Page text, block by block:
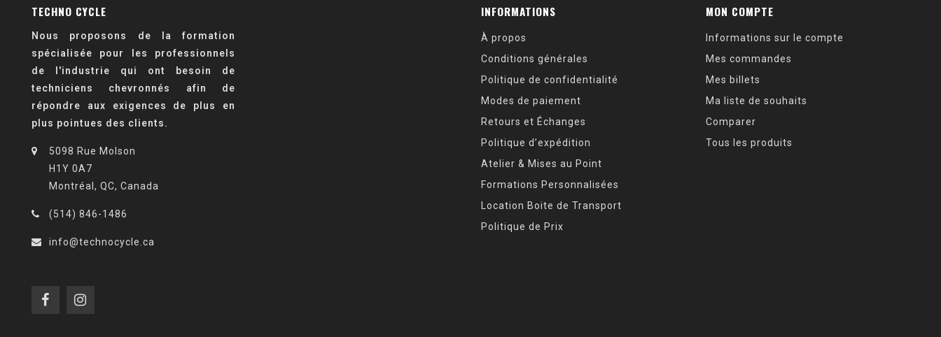
TECHNO CYCLE
Nous proposons de la formation
spécialisée pour les professionnels
de l'industrie qui ont besoin de
techniciens chevronnés afin de
répondre aux exigences de plus en
plus pointues des clients.
5098 Rue Molson
H1Y 0A7
Montréal, QC, Canada
(514) 846-1486
info@technocycle.ca
INFORMATIONS
À propos
Conditions générales
Politique de confidentialité
Modes de paiement
Retours et Échanges
Politique d’expédition
Atelier & Mises au Point
Formations Personnalisées
Location Boite de Transport
Politique de Prix
MON COMPTE
Informations sur le compte
Mes commandes
Mes billets
Ma liste de souhaits
Comparer
Tous les produits